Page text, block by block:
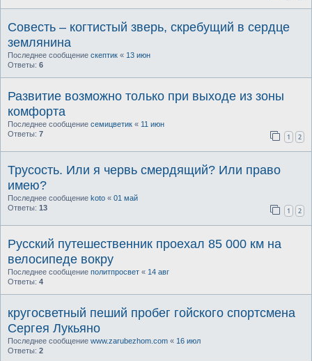
Совесть – когтистый зверь, скребущий в сердце
землянина
Последнее сообщение скептик « 13 июн
Ответы: 6
Развитие возможно только при выходе из зоны
комфорта
Последнее сообщение семицветик « 11 июн
Ответы: 7 1 2
Трусость. Или я червь смердящий? Или право
имею?
Последнее сообщение koto « 01 май
Ответы: 13 1 2
Русский путешественник проехал 85 000 км на
велосипеде вокру
Последнее сообщение политпросвет « 14 авг
Ответы: 4
кругосветный пеший пробег гойского спортсмена
Сергея Лукьяно
Последнее сообщение www.zarubezhom.com « 16 июл
Ответы: 2